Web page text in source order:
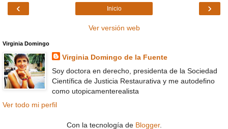
‹ ›
Inicio
Ver versión web
Virginia Domingo
Virginia Domingo de la Fuente
Soy doctora en derecho, presidenta de la Sociedad
Científica de Justicia Restaurativa y me autodefino
como utopicamenterealista
Ver todo mi perfil
Con la tecnología de Blogger.